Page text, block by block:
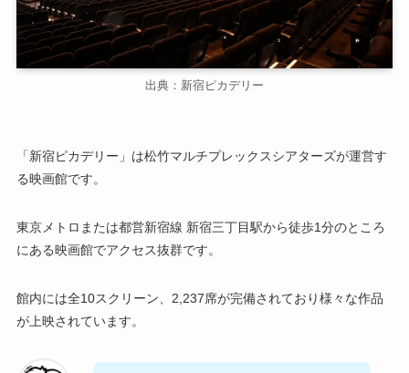
出典：新宿ピカデリー
「新宿ピカデリー」は松竹マルチプレックスシアターズが運営す
る映画館です。
東京メトロまたは都営新宿線 新宿三丁目駅から徒歩1分のところ
にある映画館でアクセス抜群です。
館内には全10スクリーン、2,237席が完備されており様々な作品
が上映されています。